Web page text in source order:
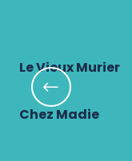
Le Vieux Murier
Chez Madie